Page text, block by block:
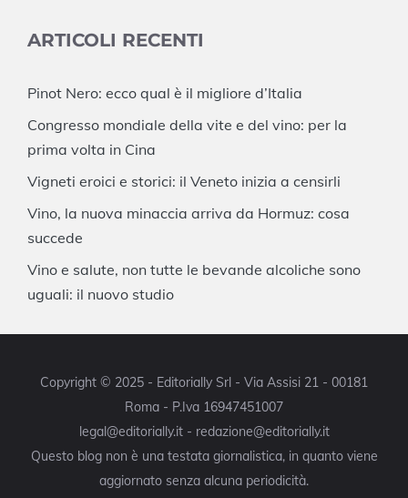
ARTICOLI RECENTI
Pinot Nero: ecco qual è il migliore d’Italia
Congresso mondiale della vite e del vino: per la
prima volta in Cina
Vigneti eroici e storici: il Veneto inizia a censirli
Vino, la nuova minaccia arriva da Hormuz: cosa
succede
Vino e salute, non tutte le bevande alcoliche sono
uguali: il nuovo studio
Copyright © 2025 - Editorially Srl - Via Assisi 21 - 00181
Roma - P.Iva 16947451007
legal@editorially.it - redazione@editorially.it
Questo blog non è una testata giornalistica, in quanto viene
aggiornato senza alcuna periodicità.